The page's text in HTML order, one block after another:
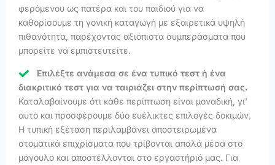
φερόμενου ως πατέρα και του παιδιού για να
καθορίσουμε τη γονική καταγωγή με εξαιρετικά υψηλή
πιθανότητα, παρέχοντας αξιόπιστα συμπεράσματα που
μπορείτε να εμπιστευτείτε.
Επιλέξτε ανάμεσα σε ένα τυπικό τεστ ή ένα
διακριτικό τεστ για να ταιριάζει στην περίπτωσή σας.
Καταλαβαίνουμε ότι κάθε περίπτωση είναι μοναδική, γι'
αυτό και προσφέρουμε δύο ευέλικτες επιλογές δοκιμών.
Η τυπική εξέταση περιλαμβάνει αποστειρωμένα
στοματικά επιχρίσματα που τρίβονται απαλά μέσα στο
μάγουλο και αποστέλλονται στο εργαστήριό μας. Για